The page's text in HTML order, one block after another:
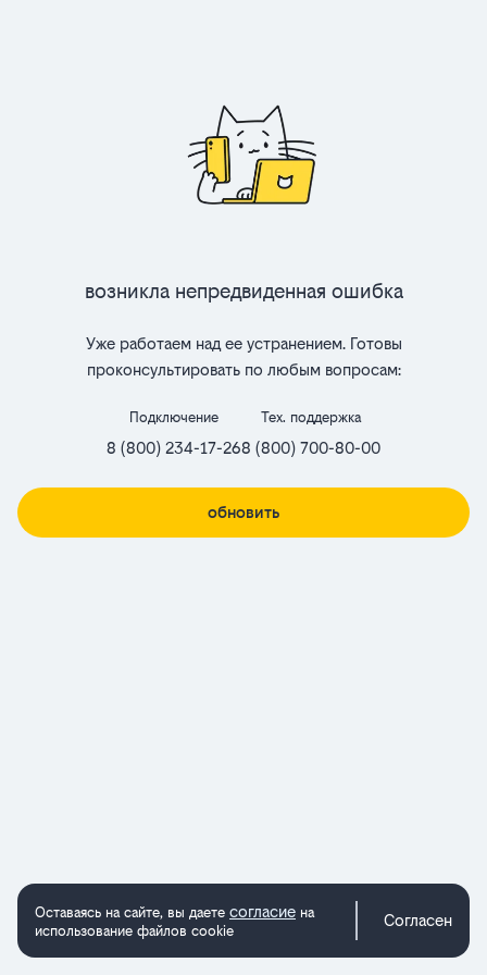
Возникла непредвиденная ошибка
Уже работаем над ее устранением. Готовы
проконсультировать по любым вопросам:
Подключение
8 (800) 234-17-26
Тех. поддержка
8 (800) 700-80-00
обновить
Оставаясь на сайте, вы даете согласие на
использование файлов cookie
Согласен